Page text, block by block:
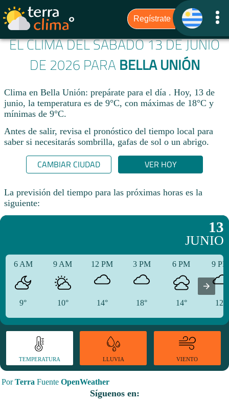
EL CLIMA DEL SÁBADO 13 DE JUNIO
DE 2026 PARA BELLA UNIÓN
Clima en Bella Unión: prepárate para el día . Hoy, 13 de
junio, la temperatura es de 9°C, con máximas de 18°C y
mínimas de 9°C.
Antes de salir, revisa el pronóstico del tiempo local para
saber si necesitarás sombrilla, gafas de sol o un abrigo.
CAMBIAR CIUDAD VER HOY
La previsión del tiempo para las próximas horas es la
siguiente:
13
JUNIO
6 AM
9°
9 AM
10°
12 PM
14°
3 PM
18°
6 PM
14°
9
12°
TEMPERATURA LLUVIA VIENTO
PorTerra Fuente OpenWeather
Síguenos en: